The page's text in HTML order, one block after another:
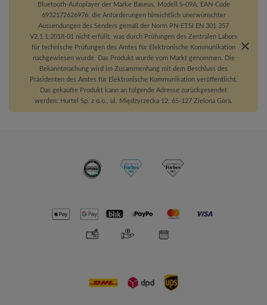
Bluetooth-Autoplayer der Marke Baseus, Modell S-09A, EAN-Code
6932172626976, die Anforderungen hinsichtlich unerwünschter
Aussendungen des Senders gemäß der Norm PN-ETSI EN 301 357
V2.1.1:2018-01 nicht erfüllt, was durch Prüfungen des Zentralen Labors
für technische Prüfungen des Amtes für Elektronische Kommunikation
nachgewiesen wurde. Das Produkt wurde vom Markt genommen. Die
Bekanntmachung wird im Zusammenhang mit dem Beschluss des
Präsidenten des Amtes für Elektronische Kommunikation veröffentlicht.
Das gekaufte Produkt kann an folgende Adresse zurückgesendet
werden: Hurtel Sp. z o.o., ul. Międzyrzecka 12, 65-127 Zielona Góra.